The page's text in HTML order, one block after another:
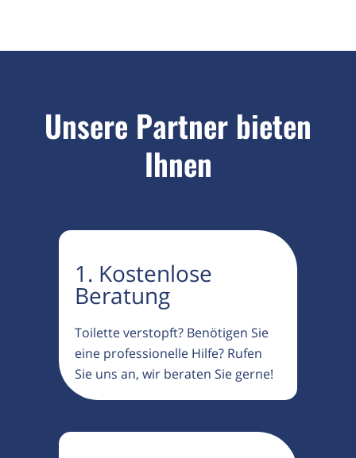
Unsere Partner bieten
Ihnen
1. Kostenlose
Beratung
Toilette verstopft? Benötigen Sie
eine professionelle Hilfe? Rufen
Sie uns an, wir beraten Sie gerne!